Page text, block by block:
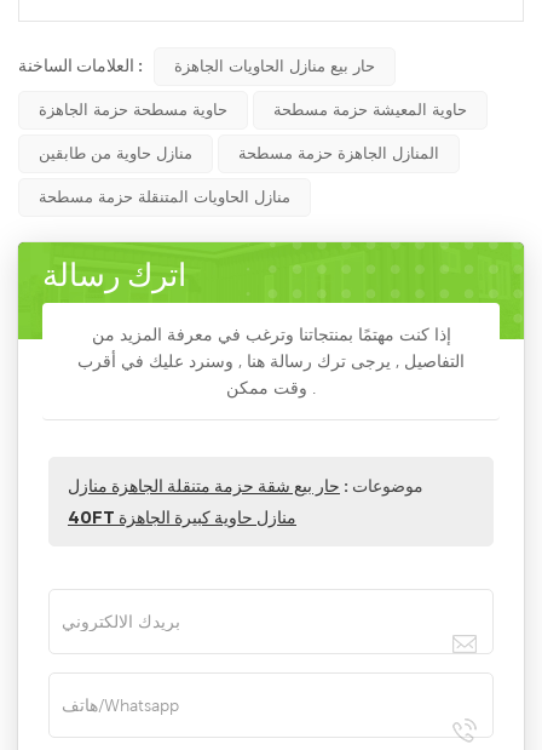
العلامات الساخنة : حار بيع منازل الحاويات الجاهزة
حاوية مسطحة حزمة الجاهزة حاوية المعيشة حزمة مسطحة
منازل حاوية من طابقين المنازل الجاهزة حزمة مسطحة
منازل الحاويات المتنقلة حزمة مسطحة
اترك رسالة
إذا كنت مهتمًا بمنتجاتنا وترغب في معرفة المزيد من
التفاصيل , يرجى ترك رسالة هنا , وسنرد عليك في أقرب
موضوعات : حار بيع شقة حزمة متنقلة الجاهزة منازل
40FT منازل حاوية كبيرة الجاهزة